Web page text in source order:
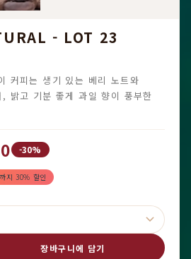
- LOT 23
커피는 생기 있는 베리 노트와
밝고 기분 좋게 과일 향이 풍부한
-30%
지 30% 할인
장바구니에 담기